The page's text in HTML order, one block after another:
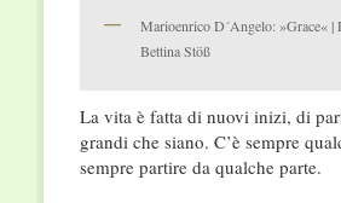
Marioenrico D´Angelo: »Grace« |
Bettina Stöß
La vita è fatta di nuovi inizi, di
grandi che siano. C’è sempre
sempre partire da qualche parte.